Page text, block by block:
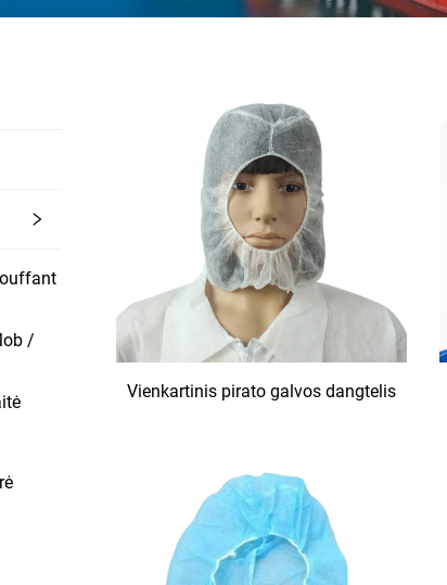
/
Vienkartinis pirato galvos dangtelis